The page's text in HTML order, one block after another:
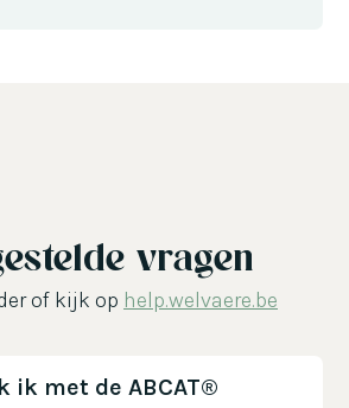
vragen
of kijk op help.welvaere.be
ik met de ABCAT®